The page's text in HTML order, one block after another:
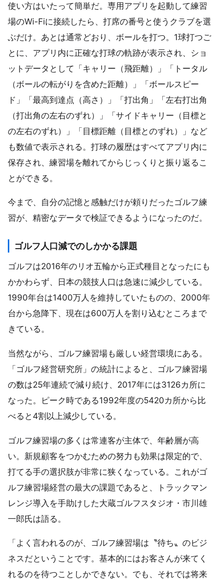
使い方はいたって簡単だ。専用アプリを起動して練習
場のWi-Fiに接続したら、打席の番号と使うクラブを選
ぶだけ。あとは通常どおり、ボールを打つ。1球打つご
とに、アプリ内に正確な打球の軌跡が表示され、ショ
ットデータとして「キャリー（飛距離）」「トータル
（ボールの転がりを含めた距離）」「ボールスピー
ド」「最高到達点（高さ）」「打出角」「左右打出角
（打出角の左右のずれ）」「サイドキャリー（目標と
の左右のずれ）」「目標距離（目標とのずれ）」など
も数値で表示される。打球の履歴はすべてアプリ内に
保存され、練習場を離れてからじっくりと振り返るこ
とができる。
今まで、自分の記憶と感触だけが頼りだったゴルフ練
習が、精密なデータで検証できるようになったのだ。
ゴルフ人口減でのしかかる課題
ゴルフは2016年のリオ五輪から正式種目となったにも
かかわらず、日本の競技人口は急速に減少している。
1990年台は1400万人を維持していたものの、2000年
台から急降下、現在は600万人を割り込むところまで
きている。
当然ながら、ゴルフ練習場も厳しい経営環境にある。
「ゴルフ経営研究所」の統計によると、ゴルフ練習場
の数は25年連続で減り続け、2017年には3126カ所に
なった。ピーク時である1992年度の5420カ所から比
べると4割以上減少している。
ゴルフ練習場の多くは常連客が主体で、年齢層が高
い。新規顧客をつかむための努力も効果は限定的で、
打てる手の選択肢が非常に狭くなっている。これがゴ
ルフ練習場経営の最大の課題であると、トラックマン
レンジ導入を手助けした大蔵ゴルフスタジオ・市川雄
一郎氏は語る。
「よく言われるのが、ゴルフ練習場は〝待ち〟のビジ
ネスだということです。基本的にはお客さんが来てく
れるのを待つことしかできない。でも、それでは将来